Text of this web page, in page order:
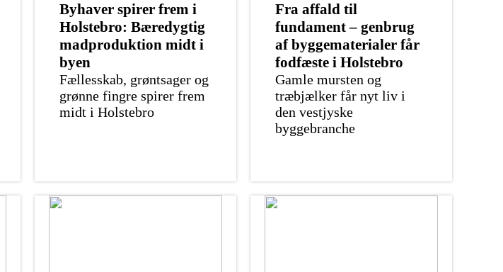
Byhaver spirer frem i
Holstebro: Bæredygtig
madproduktion midt i
byen
Fællesskab, grøntsager og
grønne fingre spirer frem
midt i Holstebro
Fra affald til
fundament – genbrug
af byggematerialer får
fodfæste i Holstebro
Gamle mursten og
træbjælker får nyt liv i
den vestjyske
byggebranche